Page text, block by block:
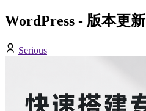
WordPress - 版本更新
Serious